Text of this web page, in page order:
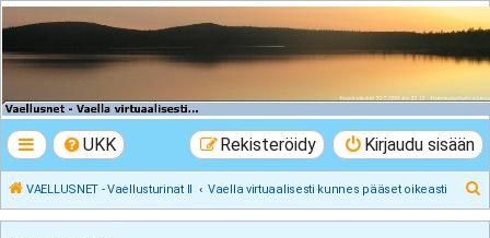
VAELLUSNET -
Vaellusturinat II
UKK Kirjaudu sisään
Rekisteröidy
VAELLUSNET - Vaellusturinat II Vaella virtuaalisesti kunnes pääset oikeasti